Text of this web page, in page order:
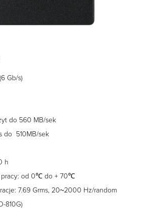
Gb/s)
do 560 MB/sek
do 510MB/sek
h
pracy: od 0℃ do + 70℃
7.69 Grms, 20~2000 Hz/random
810G)